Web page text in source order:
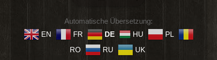
Automatische Übersetzung:
EN
FR DE HU
PL
RO
RU UK